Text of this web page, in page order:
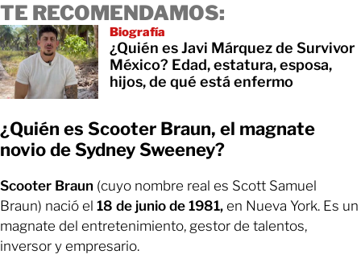
TE RECOMENDAMOS:
Biografía
¿Quién es Javi Márquez de Survivor
México? Edad, estatura, esposa,
hijos, de qué está enfermo
¿Quién es Scooter Braun, el magnate
novio de Sydney Sweeney?
Scooter Braun (cuyo nombre real es Scott Samuel
Braun) nació el 18 de junio de 1981, en Nueva York. Es un
magnate del entretenimiento, gestor de talentos,
inversor y empresario.